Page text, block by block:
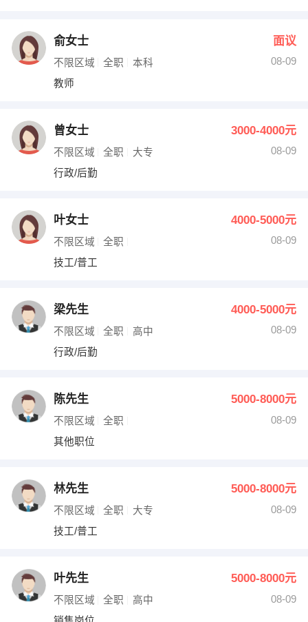
俞女士 面议
不限区域 全职 本科
08-09
教师
曾女士 3000-4000元
不限区域 全职 大专
08-09
行政/后勤
叶女士 4000-5000元
不限区域 全职
08-09
技工/普工
梁先生 4000-5000元
不限区域 全职 高中
08-09
行政/后勤
陈先生 5000-8000元
不限区域 全职
08-09
其他职位
林先生 5000-8000元
不限区域 全职 大专
08-09
技工/普工
叶先生 5000-8000元
不限区域 全职 高中
08-09